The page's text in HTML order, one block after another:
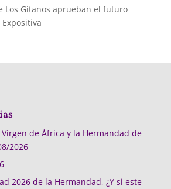
Los Gitanos aprueban el futuro
de África y la Hermandad de
2026
2026 de la Hermandad, ¿Y si este